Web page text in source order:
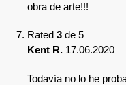
obra de arte!!!
Rated 3 de 5
Kent R. 17.06.2020
Todavía no lo he